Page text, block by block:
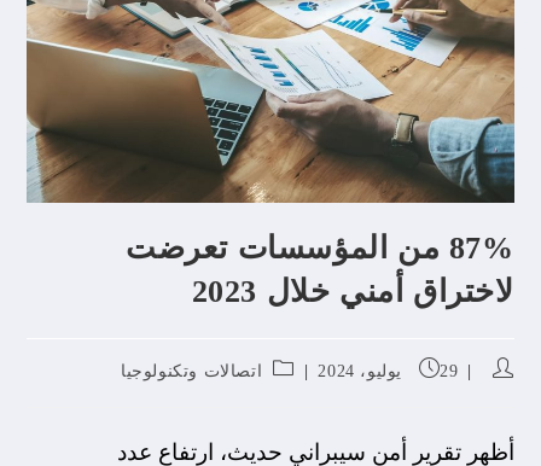
87% من المؤسسات تعرضت
لاختراق أمني خلال 2023
29 يوليو، 2024 اتصالات وتكنولوجيا
أظهر تقرير أمن سيبراني حديث، ارتفاع عدد